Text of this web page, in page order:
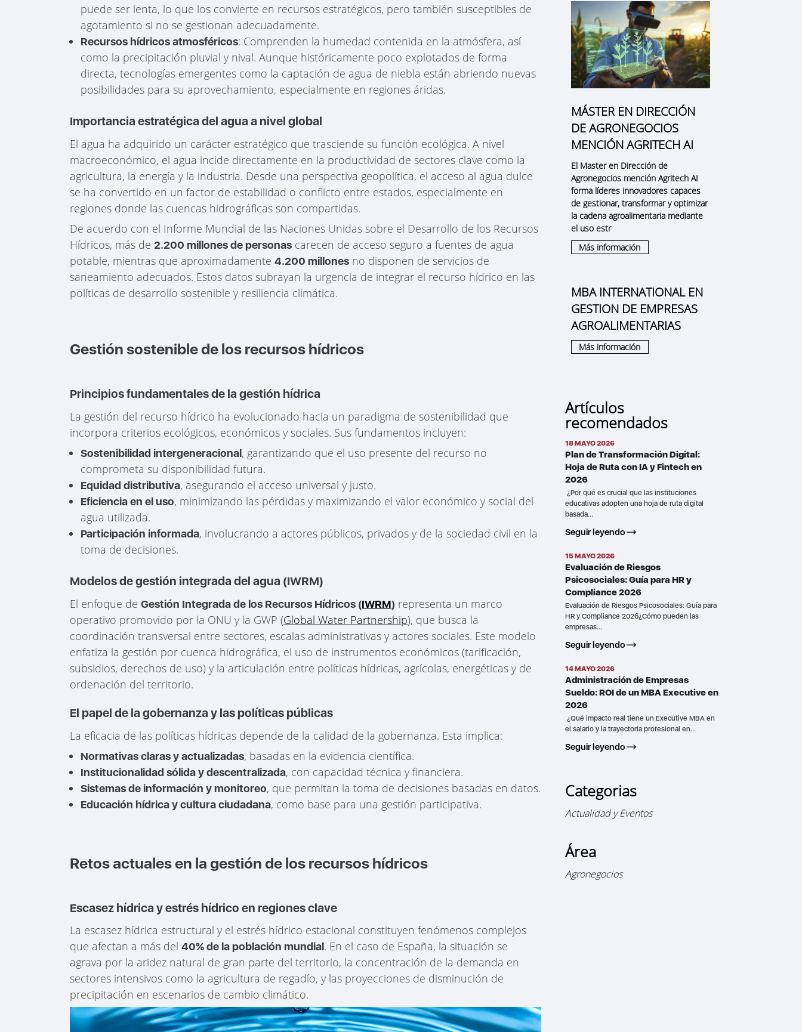
puede ser lenta, lo que los convierte en recursos estratégicos, pero también susceptibles de
agotamiento si no se gestionan adecuadamente.
Recursos hídricos atmosféricos: Comprenden la humedad contenida en la atmósfera, así
como la precipitación pluvial y nival. Aunque históricamente poco explotados de forma
directa, tecnologías emergentes como la captación de agua de niebla están abriendo nuevas
posibilidades para su aprovechamiento, especialmente en regiones áridas.
Importancia estratégica del agua a nivel global
El agua ha adquirido un carácter estratégico que trasciende su función ecológica. A nivel
macroeconómico, el agua incide directamente en la productividad de sectores clave como la
agricultura, la energía y la industria. Desde una perspectiva geopolítica, el acceso al agua dulce
se ha convertido en un factor de estabilidad o conflicto entre estados, especialmente en
regiones donde las cuencas hidrográficas son compartidas.
De acuerdo con el Informe Mundial de las Naciones Unidas sobre el Desarrollo de los Recursos
Hídricos, más de2.200 millones de personas carecen de acceso seguro a fuentes de agua
potable, mientras que aproximadamente4.200 millones no disponen de servicios de
saneamiento adecuados. Estos datos subrayan la urgencia de integrar el recurso hídrico en las
políticas de desarrollo sostenible y resiliencia climática.
Gestión sostenible de los recursos hídricos
Principios fundamentales de la gestión hídrica
La gestión del recurso hídrico ha evolucionado hacia un paradigma de sostenibilidad que
incorpora criterios ecológicos, económicos y sociales. Sus fundamentos incluyen:
Sostenibilidad intergeneracional, garantizando que el uso presente del recurso no
comprometa su disponibilidad futura.
Equidad distributiva, asegurando el acceso universal y justo.
Eficiencia en el uso, minimizando las pérdidas y maximizando el valor económico y social del
agua utilizada.
Participación informada, involucrando a actores públicos, privados y de la sociedad civil en la
toma de decisiones.
Modelos de gestión integrada del agua (IWRM)
El enfoque deGestión Integrada de los Recursos Hídricos (IWRM) representa un marco
operativo promovido por la ONU y la GWP (Global Water Partnership), que busca la
coordinación transversal entre sectores, escalas administrativas y actores sociales. Este modelo
enfatiza la gestión por cuenca hidrográfica, el uso de instrumentos económicos (tarificación,
subsidios, derechos de uso) y la articulación entre políticas hídricas, agrícolas, energéticas y de
ordenación del territorio.
El papel de la gobernanza y las políticas públicas
La eficacia de las políticas hídricas depende de la calidad de la gobernanza. Esta implica:
Normativas claras y actualizadas, basadas en la evidencia científica.
Institucionalidad sólida y descentralizada, con capacidad técnica y financiera.
Sistemas de información y monitoreo, que permitan la toma de decisiones basadas en datos.
Educación hídrica y cultura ciudadana, como base para una gestión participativa.
Retos actuales en la gestión de los recursos hídricos
Escasez hídrica y estrés hídrico en regiones clave
La escasez hídrica estructural y el estrés hídrico estacional constituyen fenómenos complejos
que afectan a más del40% de la población mundial. En el caso de España, la situación se
agrava por la aridez natural de gran parte del territorio, la concentración de la demanda en
sectores intensivos como la agricultura de regadío, y las proyecciones de disminución de
precipitación en escenarios de cambio climático.
MÁSTER EN DIRECCIÓN
DE AGRONEGOCIOS
MENCIÓN AGRITECH AI
El Master en Dirección de
Agronegocios mención Agritech AI
forma líderes innovadores capaces
de gestionar, transformar y optimizar
la cadena agroalimentaria mediante
el uso estr
Más información
MBA INTERNATIONAL EN
GESTION DE EMPRESAS
AGROALIMENTARIAS
Más información
Artículos
recomendados
18 MAYO 2026
Plan de Transformación Digital:
Hoja de Ruta con IA y Fintech en
2026
¿Por qué es crucial que las instituciones
educativas adopten una hoja de ruta digital
basada...
Seguir leyendo
15 MAYO 2026
Evaluación de Riesgos
Psicosociales: Guía para HR y
Compliance 2026
Evaluación de Riesgos Psicosociales: Guía para
HR y Compliance 2026¿Cómo pueden las
empresas...
Seguir leyendo
14 MAYO 2026
Administración de Empresas
Sueldo: ROI de un MBA Executive en
2026
¿Qué impacto real tiene un Executive MBA en
el salario y la trayectoria profesional en...
Seguir leyendo
Categorias
Actualidad y Eventos
Área
Agronegocios